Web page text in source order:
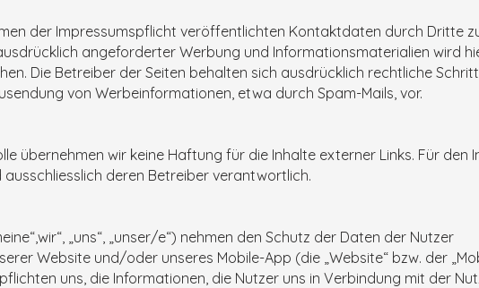
der Impressumspflicht veröffentlichten Kontaktdaten durch Dritte
angeforderter Werbung und Informationsmaterialien wird
Die Betreiber der Seiten behalten sich ausdrücklich rechtliche
von Werbeinformationen, etwa durch Spam-Mails, vor.
übernehmen wir keine Haftung für die Inhalte externer Links. Für den
ausschliesslich deren Betreiber verantwortlich.
„uns“, „unser/e“) nehmen den Schutz der Daten der Nutzer
Website und/oder unseres Mobile-App (die „Website“ bzw. der
uns, die Informationen, die Nutzer uns in Verbindung mit der